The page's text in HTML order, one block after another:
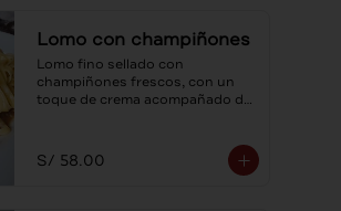
Lomo con champiñones
Lomo fino sellado con
champiñones frescos, con un
toque de crema acompañado de
S/ 58.00